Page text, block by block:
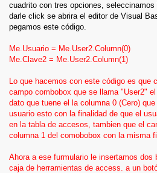
cuadrito con tres opciones, seleccinamos
darle click se abrira el editor de Visual
pegamos este código.
Me.Usuario = Me.User2.Column(0)
Me.Clave2 = Me.User2.Column(1)
Lo que hacemos con este código es que
campo combobox que se llama "User2"
dato que tuene el la columna 0 (Cero)
usuario esto con la finalidad de que el
en la tabla de accesos, tambien que el
columna 1 del comobobox con la misma
Ahora a ese furmulario le insertamos dos
caja de herramientas de access. a un